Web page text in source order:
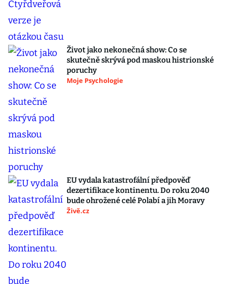
Život jako nekonečná show: Co se
skutečně skrývá pod maskou histrionské
poruchy
Moje Psychologie
EU vydala katastrofální předpověď
dezertifikace kontinentu. Do roku 2040
bude ohrožené celé Polabí a jih Moravy
Živě.cz